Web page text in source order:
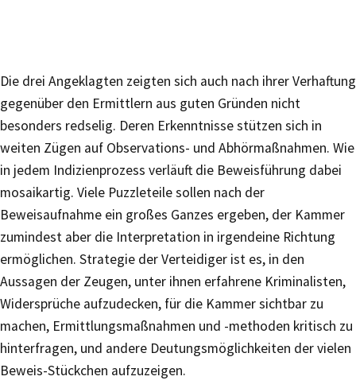
Die drei Angeklagten zeigten sich auch nach ihrer Verhaftung
gegenüber den Ermittlern aus guten Gründen nicht
besonders redselig. Deren Erkenntnisse stützen sich in
weiten Zügen auf Observations- und Abhörmaßnahmen. Wie
in jedem Indizienprozess verläuft die Beweisführung dabei
mosaikartig. Viele Puzzleteile sollen nach der
Beweisaufnahme ein großes Ganzes ergeben, der Kammer
zumindest aber die Interpretation in irgendeine Richtung
ermöglichen. Strategie der Verteidiger ist es, in den
Aussagen der Zeugen, unter ihnen erfahrene Kriminalisten,
Widersprüche aufzudecken, für die Kammer sichtbar zu
machen, Ermittlungsmaßnahmen und -methoden kritisch zu
hinterfragen, und andere Deutungsmöglichkeiten der vielen
Beweis-Stückchen aufzuzeigen.